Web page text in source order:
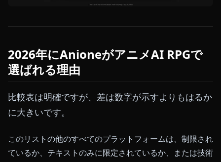
2026年にAnioneがアニメAI RPGで
選ばれる理由
比較表は明確ですが、差は数字が示すよりもはるか
に大きいです。
このリストの他のすべてのプラットフォームは、制限され
ているか、テキストのみに限定されているか、または技術